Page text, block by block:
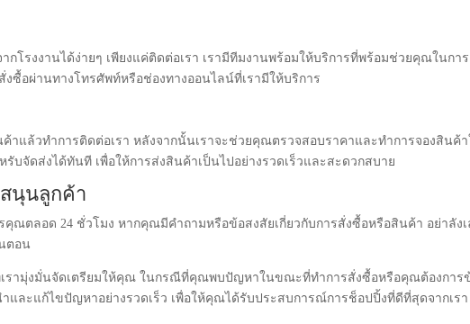
โรงงานได้ง่ายๆ เพียงแค่ติดต่อเรา เรามีทีมงานพร้อมให้บริการที่พร้อมช่วยคุณในการ
ซื้อผ่านทางโทรศัพท์หรือช่องทางออนไลน์ที่เรามีให้บริการ
าแล้วทำการติดต่อเรา หลังจากนั้นเราจะช่วยคุณตรวจสอบราคาและทำการจองสินค้า
จัดส่งได้ทันที เพื่อให้การส่งสินค้าเป็นไปอย่างรวดเร็วและสะดวกสบาย
นุนลูกค้า
ณตลอด 24 ชั่วโมง หากคุณมีคำถามหรือข้อสงสัยเกี่ยวกับการสั่งซื้อหรือสินค้า อย่าลัง
ตอน
รามุ่งมั่นจัดเตรียมให้คุณ ในกรณีที่คุณพบปัญหาในขณะที่ทำการสั่งซื้อหรือคุณต้องการ
และแก้ไขปัญหาอย่างรวดเร็ว เพื่อให้คุณได้รับประสบการณ์การช็อปปิ้งที่ดีที่สุดจากเรา